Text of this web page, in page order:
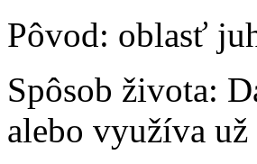
Pôvod: oblasť
Spôsob života:
alebo využíva